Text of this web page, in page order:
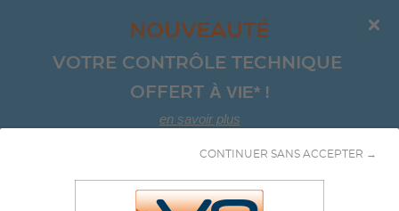
CONTINUER SANS ACCEPTER →
NOUVEAUTÉ
VOTRE CONTRÔLE TECHNIQUE
OFFERT À VIE*!
en savoir plus
Aller au contenu